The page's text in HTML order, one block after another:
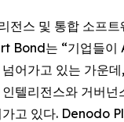
전스 및 통합 소프
Bond는 “기업들이
어가고 있는 가운
텔리전스와 거버넌
가고 있다. Denodo